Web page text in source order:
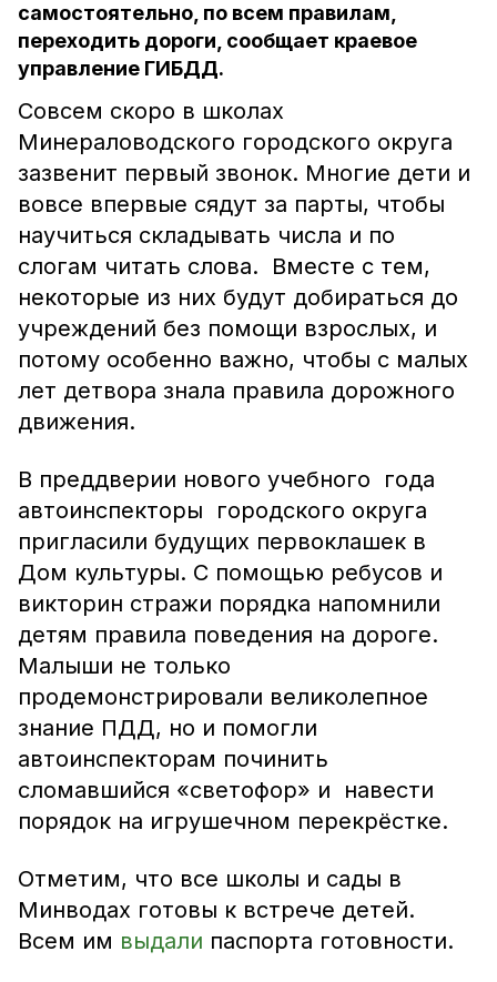
самостоятельно, по всем правилам,
переходить дороги, сообщает краевое
управление ГИБДД.
Совсем скоро в школах
Минераловодского городского округа
зазвенит первый звонок. Многие дети и
вовсе впервые сядут за парты, чтобы
научиться складывать числа и по
слогам читать слова. Вместе с тем,
некоторые из них будут добираться до
учреждений без помощи взрослых, и
потому особенно важно, чтобы с малых
лет детвора знала правила дорожного
движения.
В преддверии нового учебного года
автоинспекторы городского округа
пригласили будущих первоклашек в
Дом культуры. С помощью ребусов и
викторин стражи порядка напомнили
детям правила поведения на дороге.
Малыши не только
продемонстрировали великолепное
знание ПДД, но и помогли
автоинспекторам починить
сломавшийся «светофор» и навести
порядок на игрушечном перекрёстке.
Отметим, что все школы и сады в
Минводах готовы к встрече детей.
Всем им выдали паспорта готовности.